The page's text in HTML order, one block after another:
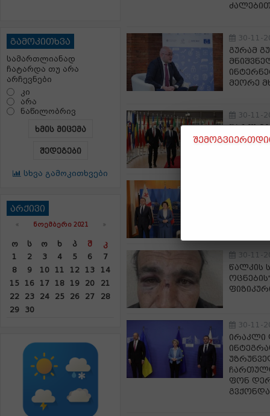
გამოკითხვა
სამართლიანად
ჩატარდა თუ არა
არჩევნები
კი
არა
ნაწილობრივ
ხმის მიცემა
შედეგები
სხვა გამოკითხვები
არქივი
« ᲜᲝᲔᲛᲑᲔᲠᲘ 2021 »
Ო Ს Ო Ხ Პ Შ
Კ
1
2 3 4 5 6
7
8
9 10 11 12 13
14
15
16 17 18 19 20
21
22
23 24 25 26 27
28
29
30
30-11-
გურამ
მეორე
30-11-
შარლ
30-11-
წალკის
30-11-
ირაკლი
ფონ დერ
გვქონდა